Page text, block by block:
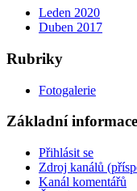
Leden 2020
Duben 2017
Rubriky
Fotogalerie
Základní informace
Přihlásit se
Zdroj kanálů
Kanál komentářů